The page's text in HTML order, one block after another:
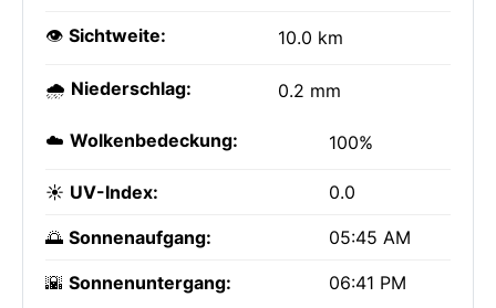
👁️ Sichtweite: 10.0 km
🌧️ Niederschlag: 0.2 mm
☁️ Wolkenbedeckung: 100%
☀️ UV-Index: 0.0
🌅 Sonnenaufgang: 05:45 AM
🌇 Sonnenuntergang: 06:41 PM